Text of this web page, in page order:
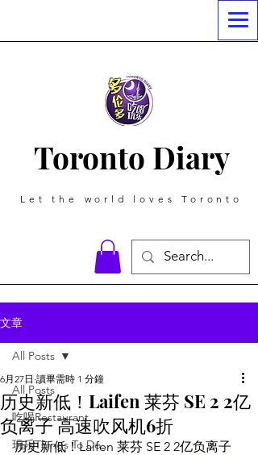
Toronto Diary
Let the world loves Toronto
文章
All Posts
吃喝Restaurant
玩乐Things To Do
All Posts
历史新低！Laifen 莱芬 SE 2 2亿
负离子 高速吹风机6折
6月27日 讀畢需時 1 分鐘
历史新低！Laifen 莱芬 SE 2 2亿负离子